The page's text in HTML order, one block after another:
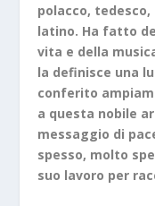
polacco, tedesco,
latino. Ha fatto
vita e della
la definisce una
conferito
a questa nobile
messaggio di
spesso, molto
suo lavoro per